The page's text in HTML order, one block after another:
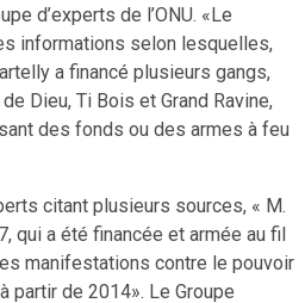
d’experts de l’ONU. «Le
informations selon lesquelles,
a financé plusieurs gangs,
Dieu, Ti Bois et Grand Ravine,
des fonds ou des armes à feu
citant plusieurs sources, « M.
qui a été financée et armée au fil
manifestations contre le pouvoir
partir de 2014». Le Groupe